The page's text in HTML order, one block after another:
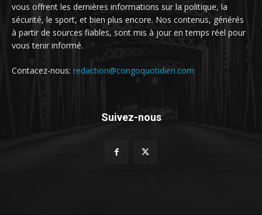
vous offrent les dernières informations sur la politique, la
sécurité, le sport, et bien plus encore. Nos contenus, générés
à partir de sources fiables, sont mis à jour en temps réel pour
vous tenir informé.
Contacez-nous: redaction@congoquotidien.com
Suivez-nous